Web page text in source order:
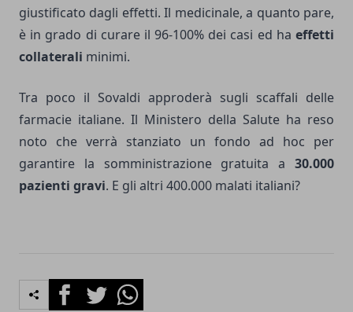
giustificato dagli effetti. Il medicinale, a quanto pare,
è in grado di curare il 96-100% dei casi ed ha effetti
collaterali minimi.
Tra poco il Sovaldi approderà sugli scaffali delle
farmacie italiane. Il Ministero della Salute ha reso
noto che verrà stanziato un fondo ad hoc per
garantire la somministrazione gratuita a 30.000
pazienti gravi. E gli altri 400.000 malati italiani?
FacebookTwitterWhatsapp